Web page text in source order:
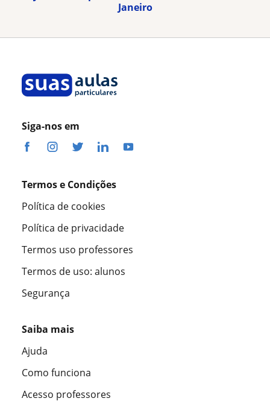
Janeiro
Siga-nos em
Termos e Condições
Política de cookies
Política de privacidade
Termos uso professores
Termos de uso: alunos
Segurança
Saiba mais
Ajuda
Como funciona
Acesso professores